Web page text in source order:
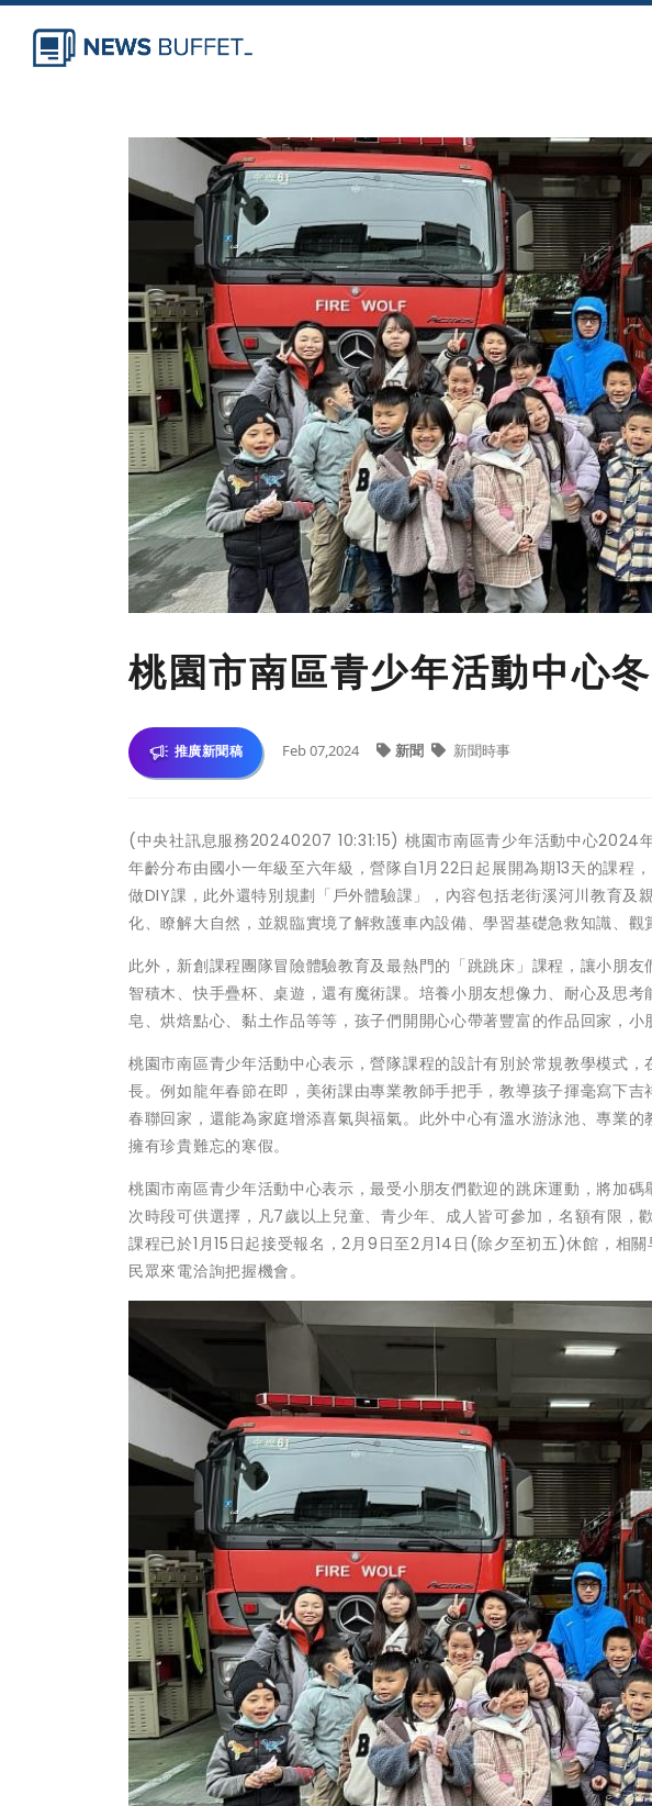
桃園市南區青少年活動中心
推廣新聞稿 Feb 07,2024 新聞 新聞時事
(中央社訊息服務20240207 10:31:15) 桃園市南區青少年活動中心2024
年齡分布由國小一年級至六年級，營隊自1月22日起展開為期13天的課程
做DIY課，此外還特別規劃「戶外體驗課」，內容包括老街溪河川教育及
化、瞭解大自然，並親臨實境了解救護車內設備、學習基礎急救知識、觀
此外，新創課程團隊冒險體驗教育及最熱門的「跳跳床」課程，讓小朋
智積木、快手疊杯、桌遊，還有魔術課。培養小朋友想像力、耐心及思
皂、烘焙點心、黏土作品等等，孩子們開開心心帶著豐富的作品回家，小
桃園市南區青少年活動中心表示，營隊課程的設計有別於常規教學模式
長。例如龍年春節在即，美術課由專業教師手把手，教導孩子揮毫寫下
春聯回家，還能為家庭增添喜氣與福氣。此外中心有溫水游泳池、專業
擁有珍貴難忘的寒假。
桃園市南區青少年活動中心表示，最受小朋友們歡迎的跳床運動，將加
次時段可供選擇，凡7歲以上兒童、青少年、成人皆可參加，名額有限
課程已於1月15日起接受報名，2月9日至2月14日(除夕至初五)休館，相
民眾來電洽詢把握機會。